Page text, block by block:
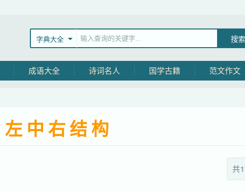
字典大全
成语大全 诗词名人 国学古籍 范文作文
左中右结构
共